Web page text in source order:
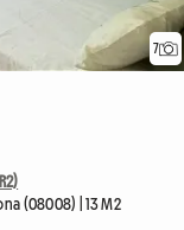
7
(08008) | 13 M2